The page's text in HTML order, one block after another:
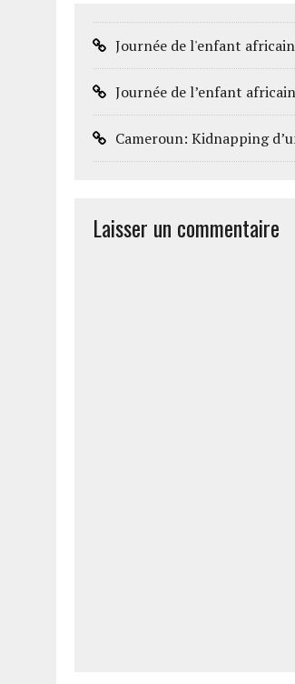
Journée de l'enfant
Journée de l’enfant
Cameroun: Kidnapping
Laisser un commentaire